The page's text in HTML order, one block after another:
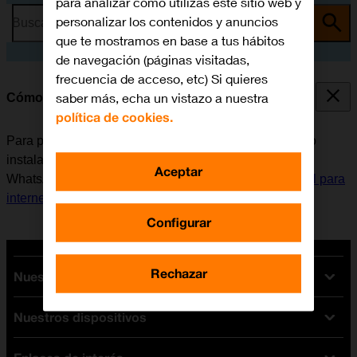
Busca por problema o tema
Cómo instalar WhatsApp Messenger
Para poder utilizar WhatsApp Messenger, es necesario
instalar esta aplicación en el móvil. Antes de instalar
WhatsApp Messenger, es necesario
configurar el móvil para
internet
Nuestras tarifas
Tarifas Orange
Tarifas fibra y móvil
Nuestros dispositivos
personalizar los contenidos y anuncios
que te mostramos en base a tus hábitos
de navegación (páginas visitadas,
frecuencia de acceso, etc) Si quieres
saber más, echa un vistazo a nuestra
política de cookies.
Configurar
Rechazar
Aceptar